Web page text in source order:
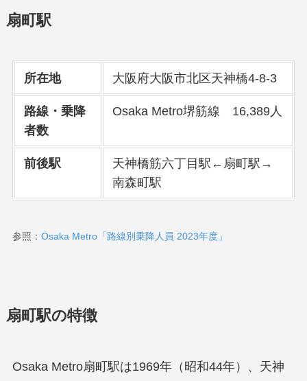
扇町駅
所在地 大阪府大阪市北区天神橋4-8-3
路線・乗降
者数
Osaka Metro堺筋線 16,389人
前後駅
天神橋筋六丁目駅←扇町駅→
南森町駅
参照： Osaka Metro「路線別乗降人員 2023年度」
扇町駅の特徴
Osaka Metro扇町駅は1969年（昭和44年）、天神